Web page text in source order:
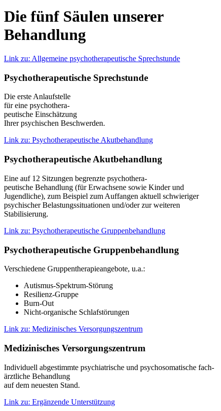
Die fünf Säulen unserer
Behandlung
Link zu: Allgemeine psychotherapeutische Sprechstunde
Psycho­thera­peutische Sprech­stunde
Die erste Anlaufstelle
für eine psychothera-
peutische Einschätzung
Ihrer psychischen Beschwerden.
Link zu: Psychotherapeutische Akutbehandlung
Psycho­­­thera­peu­­tische Akut­­­behand­­lung
Eine auf 12 Sitzungen begrenzte psycho­thera­-
peu­tische Behand­lung (für Erwachsene sowie Kinder und
Jugendliche), zum Beispiel zum Auffangen aktuell schwieriger
psychischer Belastungssituationen und/oder zur weiteren
Stabilisierung.
Link zu: Psychotherapeutische Gruppenbehandlung
Psychotherapeutische Gruppenbehandlung
Verschiedene Gruppentherapieangebote, u.a.:
Autismus-Spektrum-Störung
Resilienz-Gruppe
Burn-Out
Nicht-organische Schlafstörungen
Link zu: Medizinisches Versorgungszentrum
Medizi­­nisches Ver­sor­­gungs­­zen­trum
Individuell abge­stimmte psychia­trische und psycho­soma­tische fach­
ärztliche Behand­lung
auf dem neue­sten Stand.
Link zu: Ergänzende Unterstützung